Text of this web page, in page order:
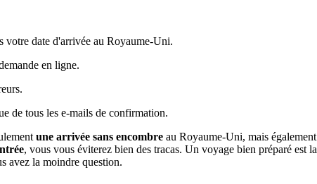
votre date d'arrivée au Royaume-Uni.
en ligne.
de tous les e-mails de confirmation.
une arrivée sans encombre au Royaume-Uni, mais
, vous vous éviterez bien des tracas. Un voyage bien préparé est
avez la moindre question.